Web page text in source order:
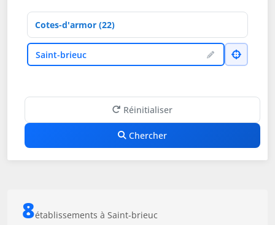
Département
VilleSaint-brieuc
Réinitialiser
Chercher
8établissements à Saint-brieuc